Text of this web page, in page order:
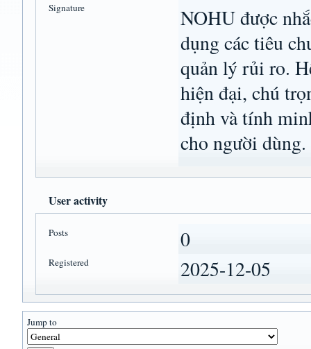
Signature
NOHU được
dụng các tiêu
quản lý rủi ro.
hiện đại, chú
định và tính
cho người
User activity
Posts 0
Registered 2025-12-05
Jump to